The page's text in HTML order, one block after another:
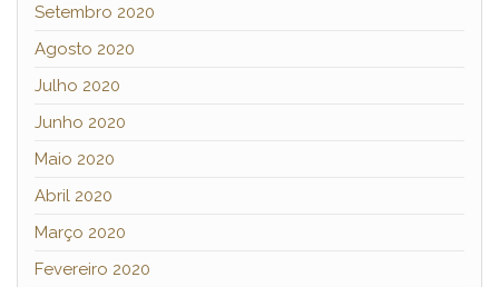
Setembro 2020
Agosto 2020
Julho 2020
Junho 2020
Maio 2020
Abril 2020
Março 2020
Fevereiro 2020